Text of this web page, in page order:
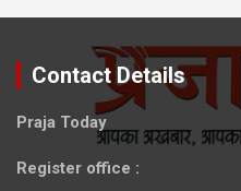
Contact Details
Praja Today
Register office :